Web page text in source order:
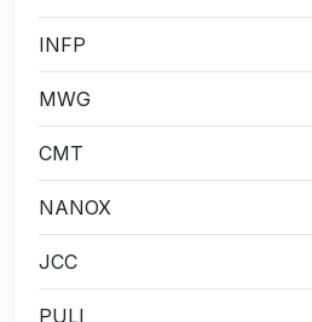
INFP
MWG
CMT
NANOX
JCC
PULI